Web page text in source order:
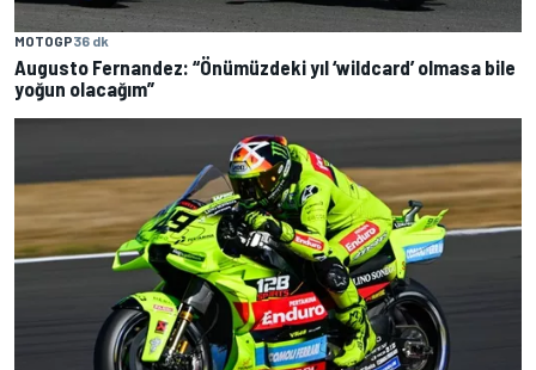
MOTOGP36 dk
Augusto Fernandez: “Önümüzdeki yıl ‘wildcard’ olmasa bile
yoğun olacağım”